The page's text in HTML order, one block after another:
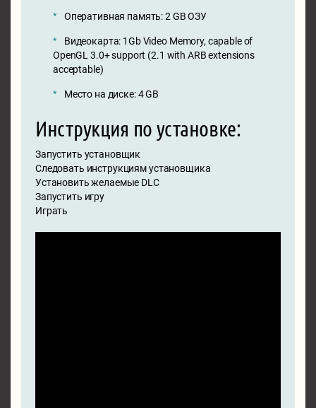
Оперативная память: 2 GB ОЗУ
Видеокарта: 1Gb Video Memory, capable of
OpenGL 3.0+ support (2.1 with ARB extensions
acceptable)
Место на диске: 4 GB
Инструкция по установке:
Запустить установщик
Следовать инструкциям установщика
Установить желаемые DLC
Запустить игру
Играть